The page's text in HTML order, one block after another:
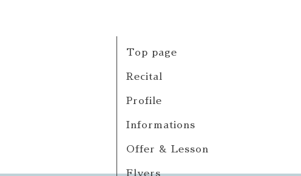
Top page
Recital
Profile
Informations
Offer & Lesson
Flyers